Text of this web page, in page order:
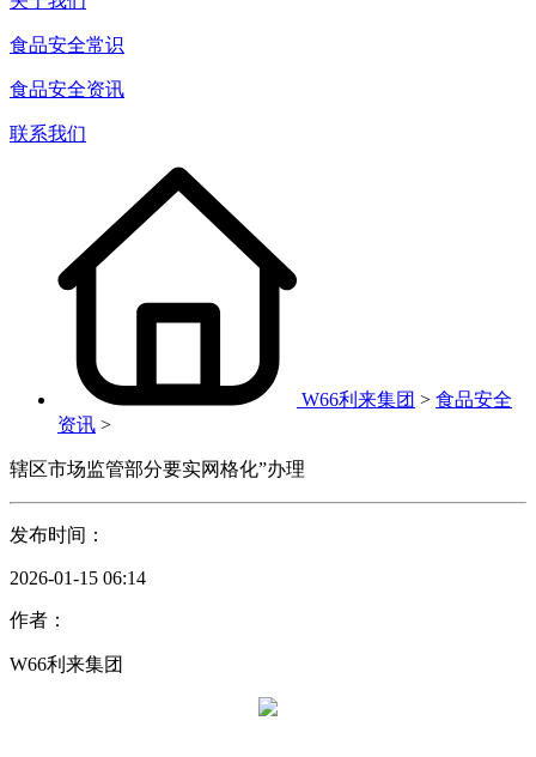
食品安全常识
食品安全资讯
联系我们
W66利来集团 > 食品安全
资讯 >
辖区市场监管部分要实网格化”办理
发布时间：
2026-01-15 06:14
作者：
W66利来集团